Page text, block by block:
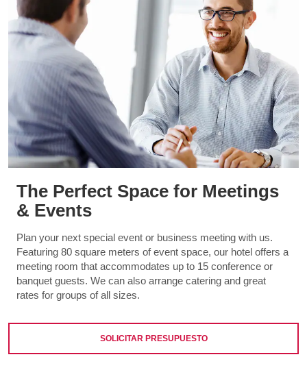
The Perfect Space for Meetings
& Events
Plan your next special event or business meeting with us.
Featuring 80 square meters of event space, our hotel offers a
meeting room that accommodates up to 15 conference or
banquet guests. We can also arrange catering and great
rates for groups of all sizes.
SOLICITAR PRESUPUESTO